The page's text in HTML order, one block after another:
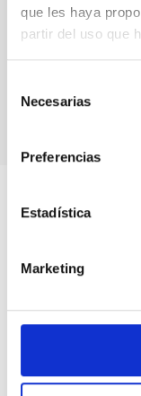
que les haya
partir del uso que
Necesarias
Preferencias
Estadística
Marketing